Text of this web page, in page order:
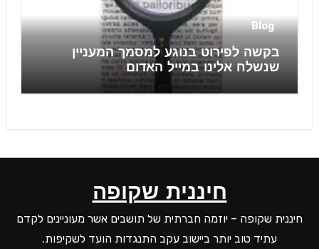
Blog
בקשה לפירוט בנוגע למסמך המעניין
שנשלח אלינו במייל האדום
חיננית שקופה
חיננית שקופה – יוזמה חברתית של תושבים אשר מעוניינים לקדם
עתיד טוב יותר ביישוב עקב התנגדות הועד לשקיפות.